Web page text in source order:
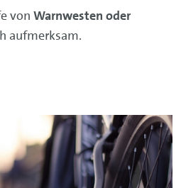
von Warnwesten oder
aufmerksam.